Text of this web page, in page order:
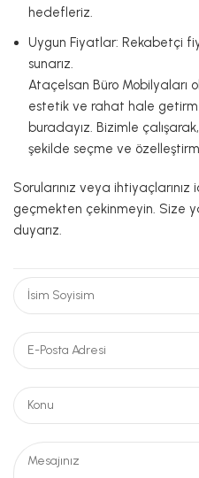
hedefleriz.
Uygun Fiyatlar: Rekabetçi
sunarız.
Ataçelsan Büro Mobilyaları
estetik ve rahat hale
buradayız. Bizimle
şekilde seçme ve
Sorularınız veya
geçmekten çekinmeyin. Size
duyarız.